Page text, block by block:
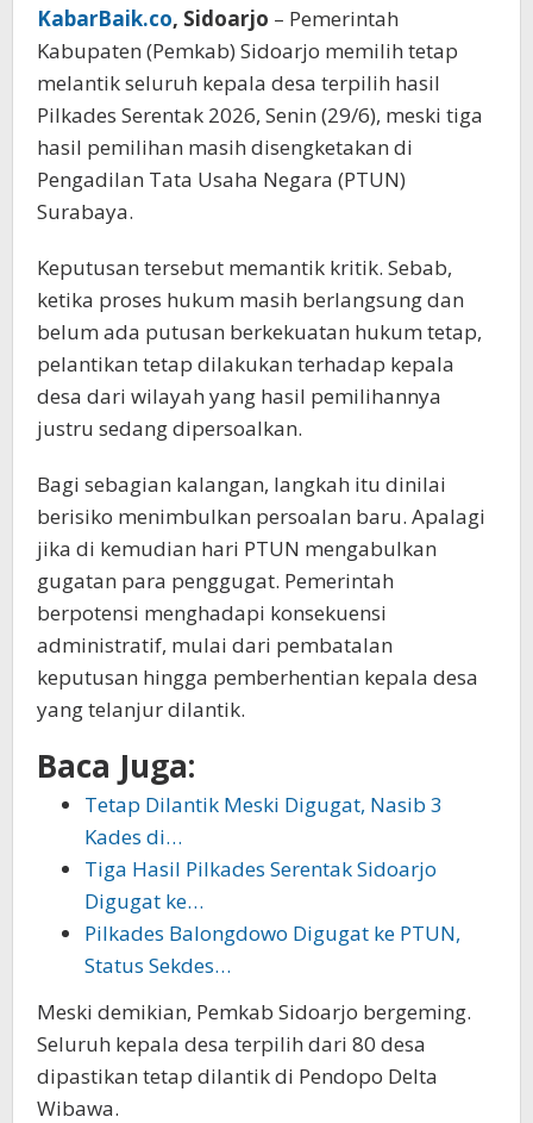
KabarBaik.co, Sidoarjo – Pemerintah
Kabupaten (Pemkab) Sidoarjo memilih tetap
melantik seluruh kepala desa terpilih hasil
Pilkades Serentak 2026, Senin (29/6), meski tiga
hasil pemilihan masih disengketakan di
Pengadilan Tata Usaha Negara (PTUN)
Surabaya.
Keputusan tersebut memantik kritik. Sebab,
ketika proses hukum masih berlangsung dan
belum ada putusan berkekuatan hukum tetap,
pelantikan tetap dilakukan terhadap kepala
desa dari wilayah yang hasil pemilihannya
justru sedang dipersoalkan.
Bagi sebagian kalangan, langkah itu dinilai
berisiko menimbulkan persoalan baru. Apalagi
jika di kemudian hari PTUN mengabulkan
gugatan para penggugat. Pemerintah
berpotensi menghadapi konsekuensi
administratif, mulai dari pembatalan
keputusan hingga pemberhentian kepala desa
yang telanjur dilantik.
Baca Juga:
Tetap Dilantik Meski Digugat, Nasib 3
Kades di…
Tiga Hasil Pilkades Serentak Sidoarjo
Digugat ke…
Pilkades Balongdowo Digugat ke PTUN,
Status Sekdes…
Meski demikian, Pemkab Sidoarjo bergeming.
Seluruh kepala desa terpilih dari 80 desa
dipastikan tetap dilantik di Pendopo Delta
Wibawa.